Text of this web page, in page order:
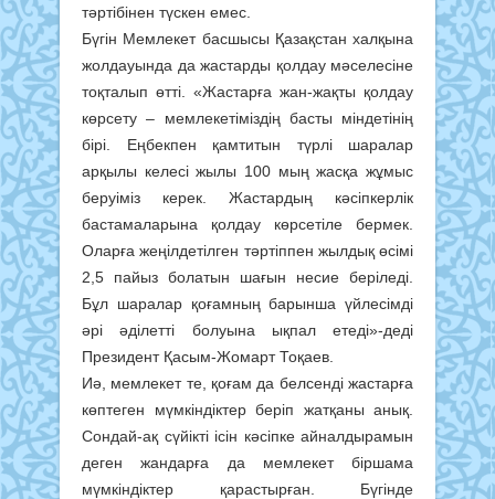
тәртібінен түскен емес.
Бүгін Мемлекет басшысы Қазақстан халқына
жолдауында да жастарды қолдау мәселесіне
тоқталып өтті. «Жастарға жан-жақты қолдау
көрсету – мемлекетіміздің басты міндетінің
бірі. Еңбекпен қамтитын түрлі шаралар
арқылы келесі жылы 100 мың жасқа жұмыс
беруіміз керек. Жастардың кәсіпкерлік
бастамаларына қолдау көрсетіле бермек.
Оларға жеңілдетілген тәртіппен жылдық өсімі
2,5 пайыз болатын шағын несие беріледі.
Бұл шаралар қоғамның барынша үйлесімді
әрі әділетті болуына ықпал етеді»-деді
Президент Қасым-Жомарт Тоқаев.
Иә, мемлекет те, қоғам да белсенді жастарға
көптеген мүмкіндіктер беріп жатқаны анық.
Сондай-ақ сүйікті ісін кәсіпке айналдырамын
деген жандарға да мемлекет біршама
мүмкіндіктер қарастырған. Бүгінде